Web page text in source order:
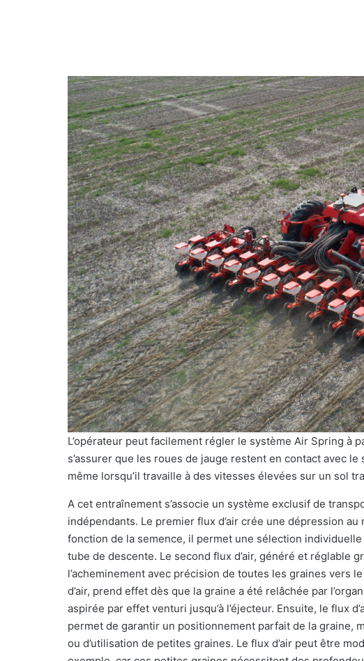
L’opérateur peut facilement régler le système Air Spring à
s’assurer que les roues de jauge restent en contact avec
même lorsqu’il travaille à des vitesses élevées sur un sol
A cet entraînement s’associe un système exclusif de
indépendants. Le premier flux d’air crée une dépression
fonction de la semence, il permet une sélection individuelle
tube de descente. Le second flux d’air, généré et réglable
l’acheminement avec précision de toutes les graines vers
d’air, prend effet dès que la graine a été relâchée par
aspirée par effet venturi jusqu’à l’éjecteur. Ensuite, le flux
permet de garantir un positionnement parfait de la graine,
ou d’utilisation de petites graines. Le flux d’air peut être